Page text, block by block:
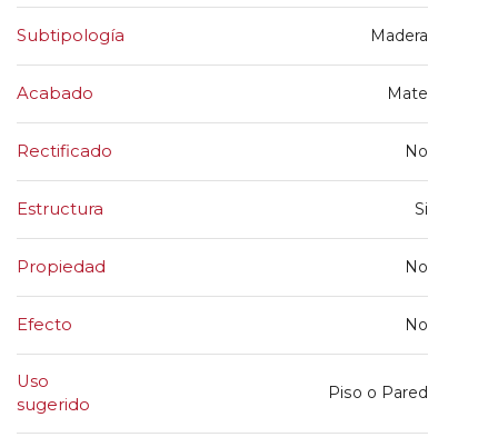
Subtipología Madera
Acabado Mate
Rectificado No
Estructura Si
Propiedad No
Efecto No
Uso
sugerido
Piso o Pared